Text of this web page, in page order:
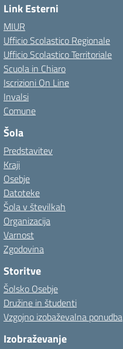
Link Esterni
MIUR
Ufficio Scolastico Regionale
Ufficio Scolastico Territoriale
Scuola in Chiaro
Iscrizioni On Line
Invalsi
Comune
Šola
Predstavitev
Kraji
Osebje
Datoteke
Šola v številkah
Organizacija
Varnost
Zgodovina
Storitve
Šolsko Osebje
Družine in študenti
Vzgojno izobaževalna ponudba
Izobraževanje